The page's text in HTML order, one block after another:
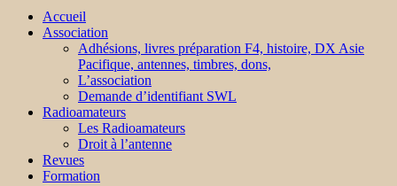
Accueil
Association
Adhésions, livres préparation F4, histoire, DX Asie
Pacifique, antennes, timbres, dons,
L’association
Demande d’identifiant SWL
Radioamateurs
Les Radioamateurs
Droit à l’antenne
Revues
Formation